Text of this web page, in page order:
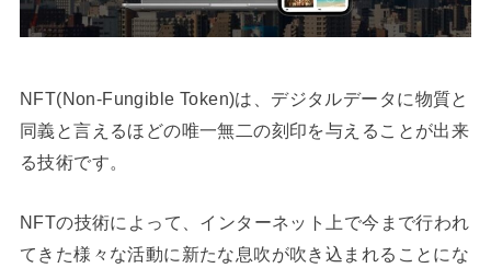
NFT(Non-Fungible Token)は、デジタルデータに物質と
同義と言えるほどの唯一無二の刻印を与えることが出来
る技術です。
NFTの技術によって、インターネット上で今まで行われ
てきた様々な活動に新たな息吹が吹き込まれることにな